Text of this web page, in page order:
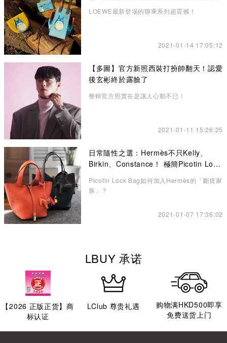
LOEWE最新登場的聯乘系列超震撼！
2021-01-14 17:05:12
【多圖】官方新照西裝打扮帥翻天！認愛
後玄彬終於露臉了
整輯官方照實在是讓人心動不已！
2021-01-11 15:26:25
日常隨性之選：Hermès不只Kelly、
Birkin、Constance！ 極簡Picotin Lock
Picotin Lock Bag如何加入Hermès的「斷貨家
族」？
2021-01-07 17:36:02
LBUY 承诺
【2026 正版正货】商
标认证
LClub 尊贵礼遇
购物满HKD500即享
免费送货上门